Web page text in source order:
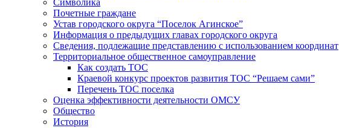
Символика
Почетные граждане
Устав городского округа “Поселок Агинское”
Информация о предыдущих главах городского округа
Сведения, подлежащие представлению с использованием координат
Территориальное общественное самоуправление
Как создать ТОС
Краевой конкурс проектов развития ТОС “Решаем сами”
Перечень ТОС поселка
Оценка эффективности деятельности ОМСУ
Общество
История